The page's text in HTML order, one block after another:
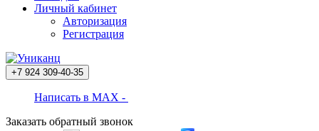
Личный кабинет
Авторизация
Регистрация
+7 924 309-40-35
Написать в MAX -
Заказать обратный звонок